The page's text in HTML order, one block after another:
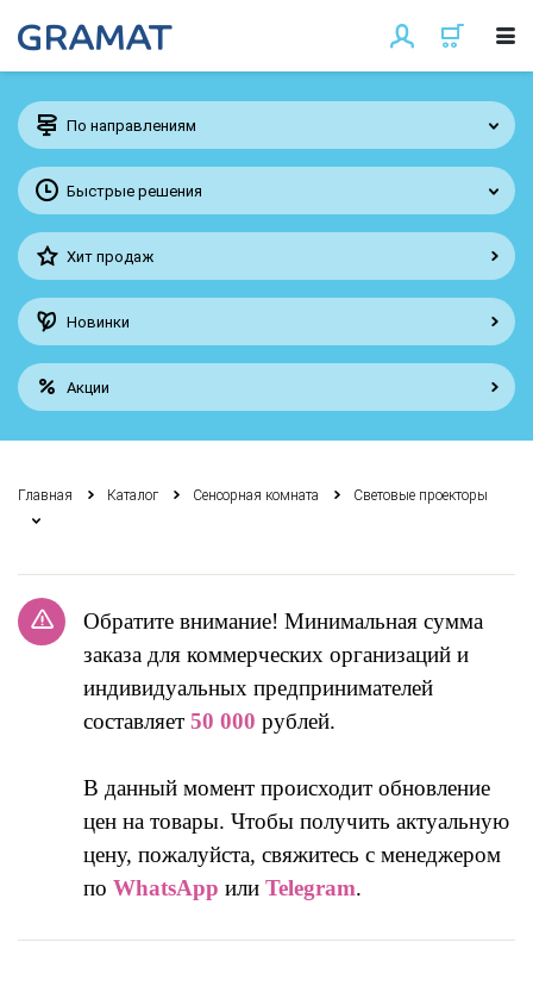
По направлениям
Быстрые решения
Хит продаж
Новинки
Акции
Главная Каталог Сенсорная комната Световые проекторы
Обратите внимание! Минимальная сумма
заказа для коммерческих организаций и
индивидуальных предпринимателей
составляет 50 000 рублей.
В данный момент происходит обновление
цен на товары. Чтобы получить актуальную
цену, пожалуйста, свяжитесь с менеджером
по WhatsApp или Telegram.